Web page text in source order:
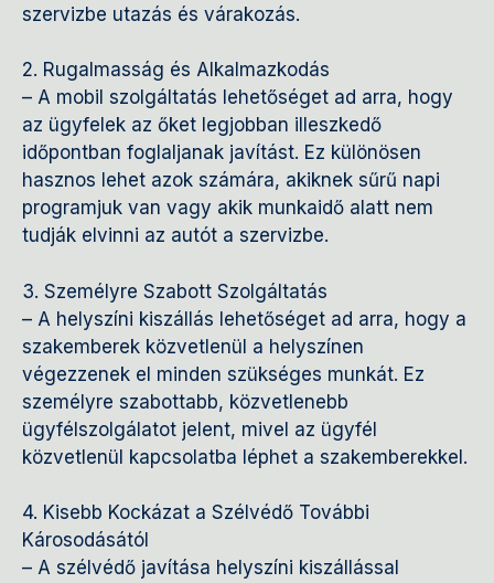
szervizbe utazás és várakozás.
2. Rugalmasság és Alkalmazkodás
– A mobil szolgáltatás lehetőséget ad arra, hogy
az ügyfelek az őket legjobban illeszkedő
időpontban foglaljanak javítást. Ez különösen
hasznos lehet azok számára, akiknek sűrű napi
programjuk van vagy akik munkaidő alatt nem
tudják elvinni az autót a szervizbe.
3. Személyre Szabott Szolgáltatás
– A helyszíni kiszállás lehetőséget ad arra, hogy a
szakemberek közvetlenül a helyszínen
végezzenek el minden szükséges munkát. Ez
személyre szabottabb, közvetlenebb
ügyfélszolgálatot jelent, mivel az ügyfél
közvetlenül kapcsolatba léphet a szakemberekkel.
4. Kisebb Kockázat a Szélvédő További
Károsodásától
– A szélvédő javítása helyszíni kiszállással